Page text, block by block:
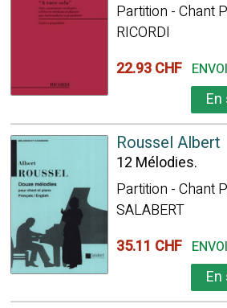
Partition - Chant
RICORDI
22.93 CHF
Roussel Albert
12 Mélodies.
Partition - Chant
SALABERT
35.11 CHF